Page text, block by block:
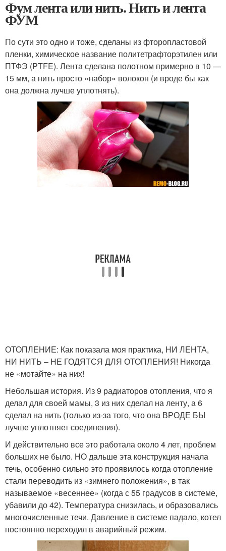
Фум лента или нить. Нить и лента
ФУМ
По сути это одно и тоже, сделаны из фторопластовой
пленки, химическое название политетрафторэтилен или
ПТФЭ (PTFE). Лента сделана полотном примерно в 10 —
15 мм, а нить просто «набор» волокон (и вроде бы как
она должна лучше уплотнять).
ОТОПЛЕНИЕ: Как показала моя практика, НИ ЛЕНТА,
НИ НИТЬ – НЕ ГОДЯТСЯ ДЛЯ ОТОПЛЕНИЯ! Никогда
не «мотайте» на них!
Небольшая история. Из 9 радиаторов отопления, что я
делал для своей мамы, 3 из них сделал на ленту, а 6
сделал на нить (только из-за того, что она ВРОДЕ БЫ
лучше уплотняет соединения).
И действительно все это работала около 4 лет, проблем
больших не было. НО дальше эта конструкция начала
течь, особенно сильно это проявилось когда отопление
стали переводить из «зимнего положения», в так
называемое «весеннее» (когда с 55 градусов в системе,
убавили до 42). Температура снизилась, и образовались
многочисленные течи. Давление в системе падало, котел
постоянно переходил в аварийный режим.